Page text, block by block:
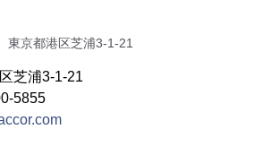
東京都港区芝浦3-1-21
芝浦3-1-21
5855